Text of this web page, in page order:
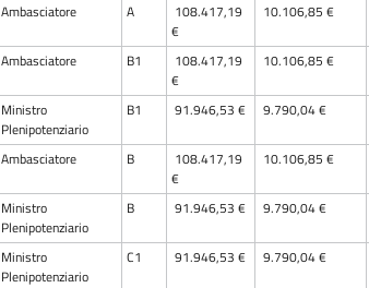
Ambasciatore A
108.417,19
€
10.106,85 €
Ambasciatore B1
108.417,19
€
10.106,85 €
Ministro
Plenipotenziario
B1 91.946,53 € 9.790,04 €
Ambasciatore B
108.417,19
€
10.106,85 €
Ministro
Plenipotenziario
B 91.946,53 € 9.790,04 €
Ministro
Plenipotenziario
C1 91.946,53 € 9.790,04 €